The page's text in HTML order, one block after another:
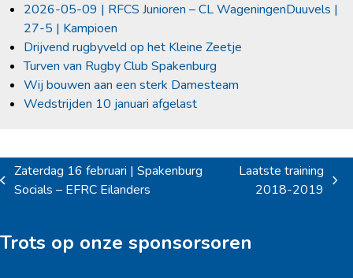
2026-05-09 | RFCS Junioren – CL WageningenDuuvels |
27-5 | Kampioen
Drijvend rugbyveld op het Kleine Zeetje
Turven van Rugby Club Spakenburg
Wij bouwen aan een sterk Damesteam
Wedstrijden 10 januari afgelast
previous
Zaterdag 16 februari | Spakenburg
Socials – EFRC Eilanders
Laatste training
2018-2019
Trots op onze sponsorsoren